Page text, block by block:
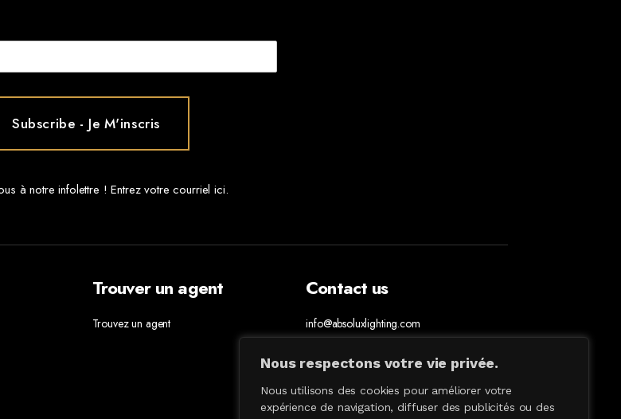
Nous respectons votre vie privée.
Nous utilisons des cookies pour améliorer votre
expérience de navigation, diffuser des publicités ou des
à notre infolettre ! Entrez votre courriel ici.
Trouver un agent
Trouvez un agent
Contact us
info@absoluxlighting.com
514.807.5157
1.877.ABSOLUX